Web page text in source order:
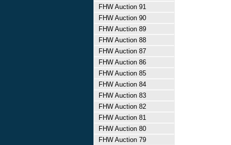
FHW Auction 91
FHW Auction 90
FHW Auction 89
FHW Auction 88
FHW Auction 87
FHW Auction 86
FHW Auction 85
FHW Auction 84
FHW Auction 83
FHW Auction 82
FHW Auction 81
FHW Auction 80
FHW Auction 79